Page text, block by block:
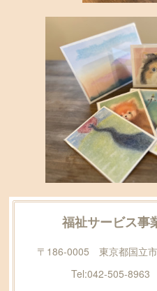
福祉サービス
〒186-0005 東京都国立
Tel:042-505-